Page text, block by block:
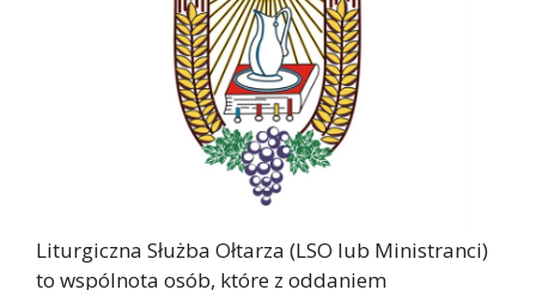
Liturgiczna Służba Ołtarza (LSO lub Ministranci)
to wspólnota osób, które z oddaniem